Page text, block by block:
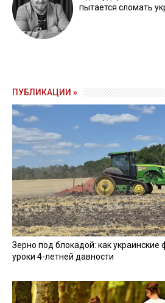
пытается сломать
ПУБЛИКАЦИИ »
Зерно под блокадой: как
уроки 4-летней давности